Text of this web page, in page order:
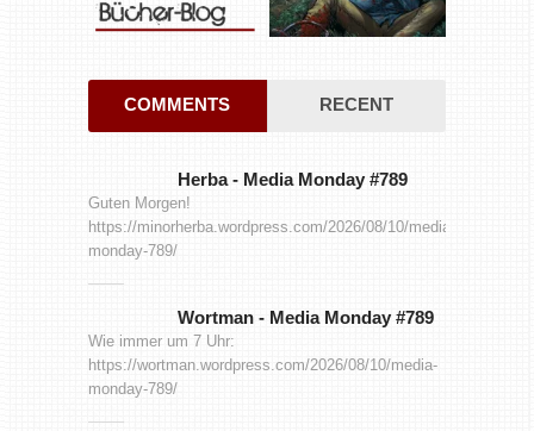
COMMENTS RECENT
Herba- Media Monday #789
Guten Morgen!
https://minorherba.wordpress.com/2026/08/10/media-
monday-789/
Wortman - Media Monday #789
Wie immer um 7 Uhr:
https://wortman.wordpress.com/2026/08/10/media-
monday-789/